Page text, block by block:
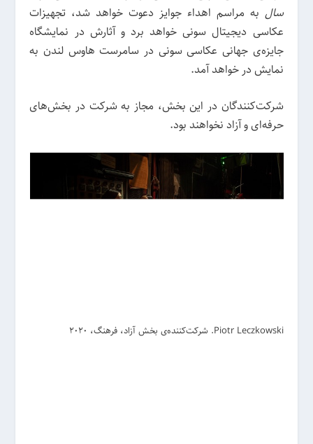
سال به مراسم اهداء جوایز دعوت خواهد شد، تجهیزات
عکاسی دیجیتال سونی خواهد برد و آثارش در نمایشگاه
جایزه‌ی جهانی عکاسی سونی در سامرست هاوس لندن به
نمایش در خواهد آمد.
شرکت‌کنندگان در این بخش، مجاز به شرکت در بخش‌های
حرفه‌ای و آزاد نخواهند بود.
Piotr Leczkowski. شرکت‌کننده‌ی بخش آزاد، فرهنگ، 2020